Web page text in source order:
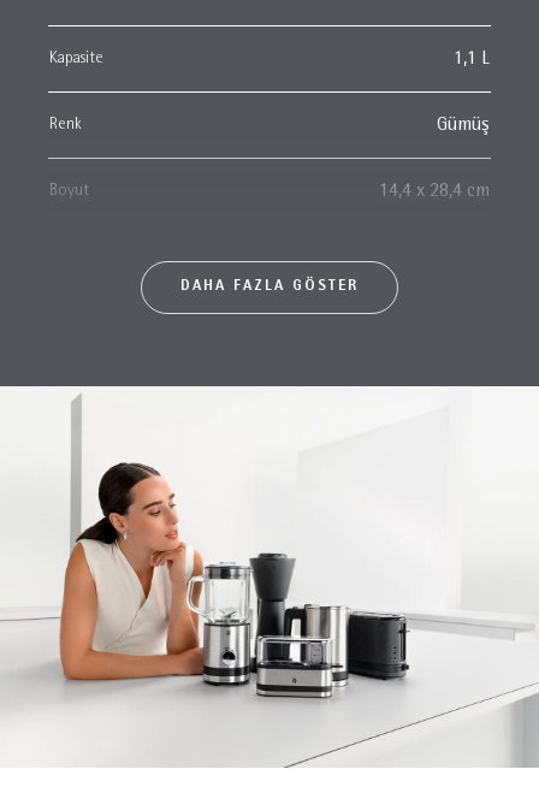
Kapasite 1,1 L
Renk Gümüş
Boyut 14,4 x 28,4 cm
DAHA FAZLA GÖSTER